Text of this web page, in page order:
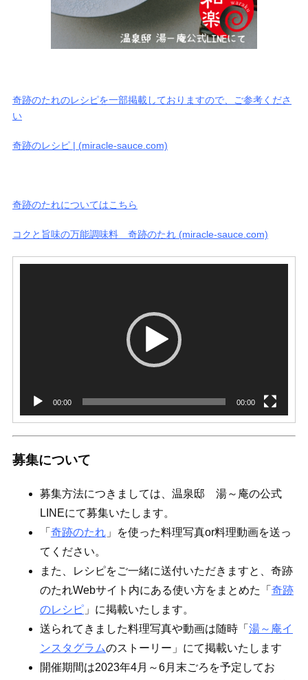
奇跡のたれのレシピを一部掲載しておりますので、ご参考くださ
い
奇跡のレシピ | (miracle-sauce.com)
奇跡のたれについてはこちら
コクと旨味の万能調味料 奇跡のたれ (miracle-sauce.com)
00:00 00:00
募集について
募集方法につきましては、温泉邸 湯～庵の公式
LINEにて募集いたします。
「 奇跡のたれ」を使った料理写真or料理動画を送っ
てください。
また、レシピをご一緒に送付いただきますと、奇跡
のたれWebサイト内にある使い方をまとめた「 奇跡
のレシピ」に掲載いたします。
送られてきました料理写真や動画は随時「 湯～庵イ
ンスタグラムのストーリー」にて掲載いたします
開催期間は2023年4月～6月末ごろを予定してお